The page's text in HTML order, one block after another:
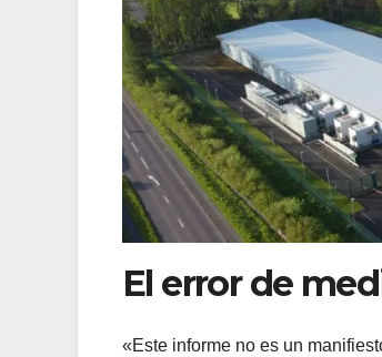
El error de
«Este informe no es un